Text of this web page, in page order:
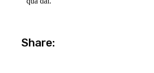
Share: